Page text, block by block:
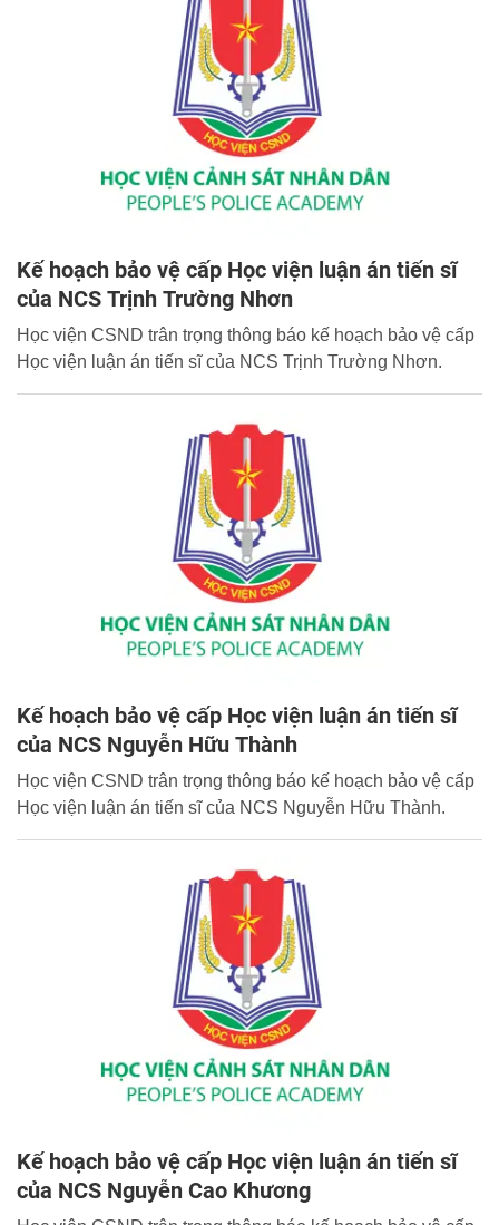
Kế hoạch bảo vệ cấp Học viện luận án tiến sĩ
của NCS Trịnh Trường Nhơn
Học viện CSND trân trọng thông báo kế hoạch bảo vệ cấp
Học viện luận án tiến sĩ của NCS Trịnh Trường Nhơn.
Kế hoạch bảo vệ cấp Học viện luận án tiến sĩ
của NCS Nguyễn Hữu Thành
Học viện CSND trân trọng thông báo kế hoạch bảo vệ cấp
Học viện luận án tiến sĩ của NCS Nguyễn Hữu Thành.
Kế hoạch bảo vệ cấp Học viện luận án tiến sĩ
của NCS Nguyễn Cao Khương